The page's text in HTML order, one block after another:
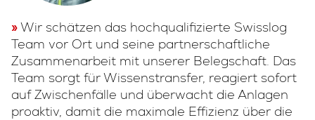
Wir schätzen das hochqualifizierte Swisslog
Team vor Ort und seine partnerschaftliche
Zusammenarbeit mit unserer Belegschaft. Das
Team sorgt für Wissenstransfer, reagiert sofort
auf Zwischenfälle und überwacht die Anlagen
proaktiv, damit die maximale Effizienz über die